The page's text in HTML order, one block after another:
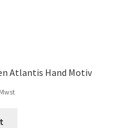
Atlantis Hand Motiv